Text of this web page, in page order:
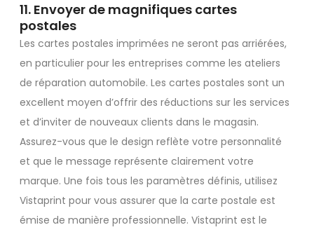
11. Envoyer de magnifiques cartes
postales
Les cartes postales imprimées ne seront pas arriérées,
en particulier pour les entreprises comme les ateliers
de réparation automobile. Les cartes postales sont un
excellent moyen d’offrir des réductions sur les services
et d’inviter de nouveaux clients dans le magasin.
Assurez-vous que le design reflète votre personnalité
et que le message représente clairement votre
marque. Une fois tous les paramètres définis, utilisez
Vistaprint pour vous assurer que la carte postale est
émise de manière professionnelle. Vistaprint est le